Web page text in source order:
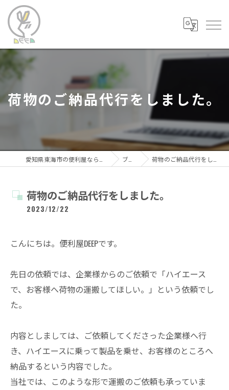
荷物のご納品代行をしました。
ブログ 荷物のご納品代行をしました。
荷物のご納品代行をしました。
2023/12/22
こんにちは。便利屋DEEPです。
先日の依頼では、企業様からのご依頼で「ハイエース
で、お客様へ荷物の運搬してほしい。」という依頼でし
た。
内容としましては、ご依頼してくださった企業様へ行
き、 ハイエースに乗って製品を乗せ、お客様のところへ
納品するという内容でした。
当社では、このような形で運搬のご依頼も承っていま